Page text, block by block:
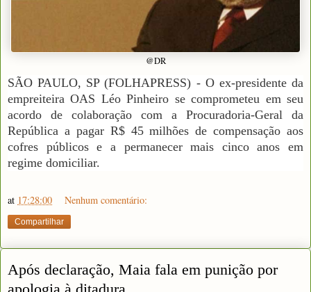
@DR
SÃO PAULO, SP (FOLHAPRESS) - O ex-presidente da
empreiteira OAS Léo Pinheiro se comprometeu em seu
acordo de colaboração com a Procuradoria-Geral da
República a pagar R$ 45 milhões de compensação aos
cofres públicos e a permanecer mais cinco anos em
regime domiciliar.
at 17:28:00 Nenhum comentário:
Compartilhar
Após declaração, Maia fala em punição por